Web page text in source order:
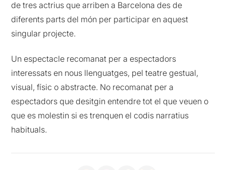
de tres actrius que arriben a Barcelona des de
diferents parts del món per participar en aquest
singular projecte.
Un espectacle recomanat per a espectadors
interessats en nous llenguatges, pel teatre gestual,
visual, físic o abstracte. No recomanat per a
espectadors que desitgin entendre tot el que veuen o
que es molestin si es trenquen el codis narratius
habituals.